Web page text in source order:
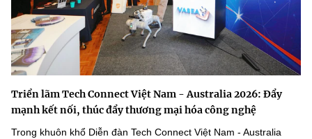
Triển lãm Tech Connect Việt Nam - Australia 2026: Đẩy
mạnh kết nối, thúc đẩy thương mại hóa công nghệ
Trong khuôn khổ Diễn đàn Tech Connect Việt Nam - Australia